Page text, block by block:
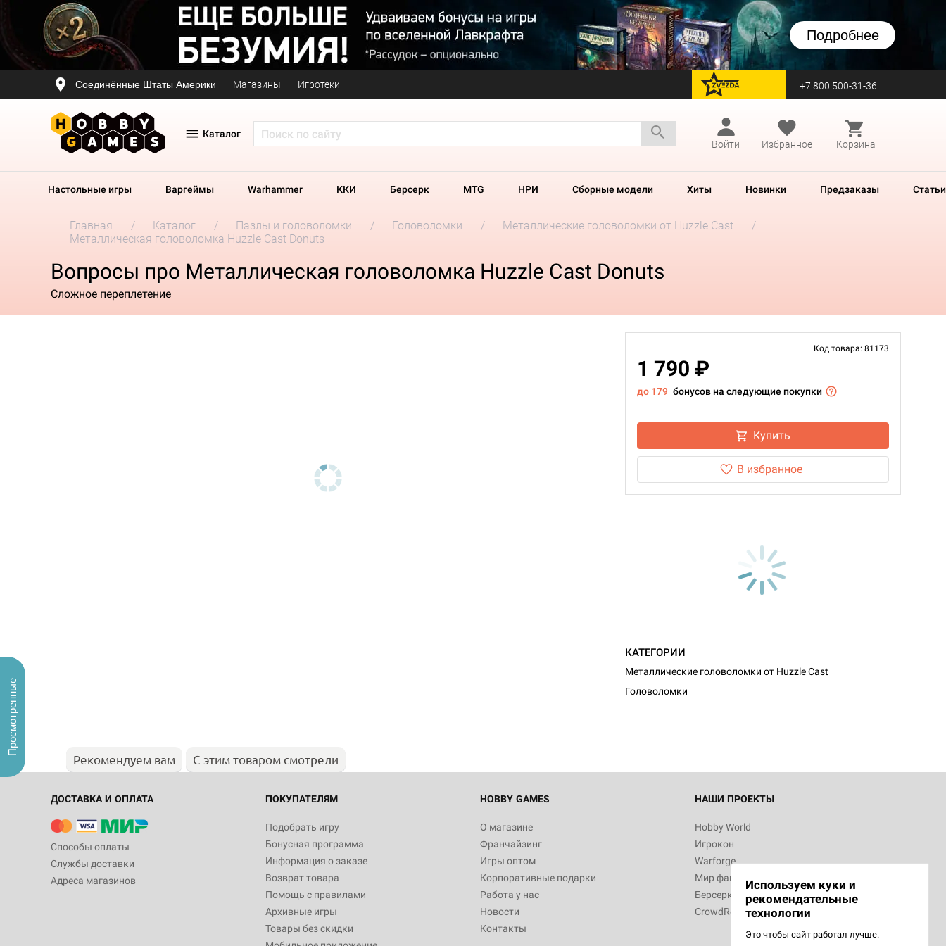
Подробнее
Соединённые Штаты Америки Магазины Игротеки перейти на Zvezda +7 800 500-31-36
Каталог
Войти
Избранное Корзина
Настольные игры Варгеймы Warhammer ККИ Берсерк MTG НРИ Сборные модели Хиты Новинки Предзаказы Статьи
Главная Каталог Пазлы и головоломки Головоломки
Металлические головоломки от Huzzle Cast
Металлическая головоломка Huzzle Cast Donuts
Вопросы про Металлическая головоломка Huzzle Cast Donuts
Сложное переплетение
Код товара: 81173
1 790 ₽
до 179 бонусов на следующие покупки
Купить
В избранное
КАТЕГОРИИ
Металлические головоломки от Huzzle Cast
Головоломки
Рекомендуем вам С этим товаром смотрели
ДОСТАВКА И ОПЛАТА
Способы оплаты
Службы доставки
Адреса магазинов
ПОКУПАТЕЛЯМ
Подобрать игру
Бонусная программа
Информация о заказе
Возврат товара
Помощь с правилами
Архивные игры
Товары без скидки
HOBBY GAMES
О магазине
Франчайзинг
Игры оптом
Корпоративные подарки
Работа у нас
Новости
Контакты
НАШИ ПРОЕКТЫ
Hobby World
Игрокон
Warforge
Мир фантастики
Берсерк
CrowdRepublic
Используем куки и
рекомендательные
технологии
Это чтобы сайт работал лучше.
Просмотренные
Настольная игра Hobby World Монстры
Белая смерть
12 990
Настольная игра Hobby World Берсерк.
3 490